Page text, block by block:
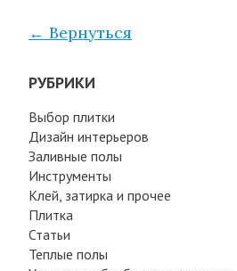
← Вернуться
РУБРИКИ
Выбор плитки
Дизайн интерьеров
Заливные полы
Инструменты
Клей, затирка и прочее
Плитка
Статьи
Теплые полы